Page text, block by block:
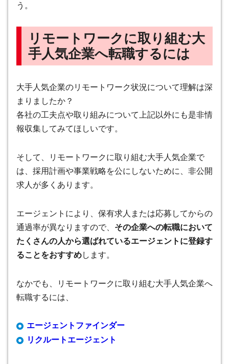
う。
リモートワークに取り組む大
手人気企業へ転職するには
大手人気企業のリモートワーク状況について理解は深
まりましたか？
各社の工夫点や取り組みについて上記以外にも是非情
報収集してみてほしいです。
そして、リモートワークに取り組む大手人気企業で
は、採用計画や事業戦略を公にしないために、非公開
求人が多くあります。
エージェントにより、保有求人または応募してからの
通過率が異なりますので、 その企業への転職において
たくさんの人から選ばれているエージェントに登録す
ることをおすすめします。
なかでも、リモートワークに取り組む大手人気企業へ
転職するには、
エージェントファインダー
リクルートエージェント